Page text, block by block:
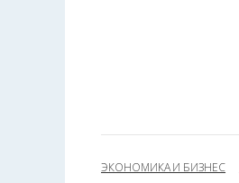
ЭКОНОМИКА И БИЗНЕС